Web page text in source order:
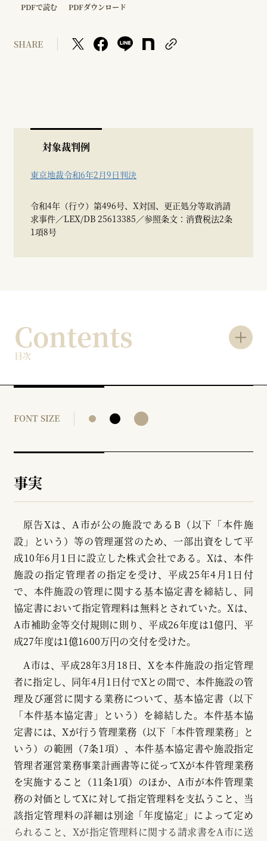
PDFで読む PDFダウンロード
SHARE
対象裁判例
東京地裁令和6年2月9日判決
令和4年（行ウ）第496号、X対国、更正処分等取消請
求事件／LEX/DB 25613385／参照条文：消費税法2条
1項8号
Contents
目次
FONT SIZE
事実
原告Xは、A市が公の施設であるB（以下「本件施
設」という）等の管理運営のため、一部出資をして平
成10年6月1日に設立した株式会社である。Xは、本件
施設の指定管理者の指定を受け、平成25年4月1日付
で、本件施設の管理に関する基本協定書を締結し、同
協定書において指定管理料は無料とされていた。Xは、
A市補助金等交付規則に則り、平成26年度は1億円、平
成27年度は1億1600万円の交付を受けた。
A市は、平成28年3月18日、Xを本件施設の指定管理
者に指定し、同年4月1日付でXとの間で、本件施設の管
理及び運営に関する業務について、基本協定書（以下
「本件基本協定書」という）を締結した。本件基本協
定書には、Xが行う管理業務（以下「本件管理業務」と
いう）の範囲（7条1項）、本件基本協定書や施設指定
管理者運営業務事業計画書等に従ってXが本件管理業務
を実施すること（11条1項）のほか、A市が本件管理業
務の対価としてXに対して指定管理料を支払うこと、当
該指定管理料の詳細は別途「年度協定」によって定め
られること、Xが指定管理料に関する請求書をA市に送